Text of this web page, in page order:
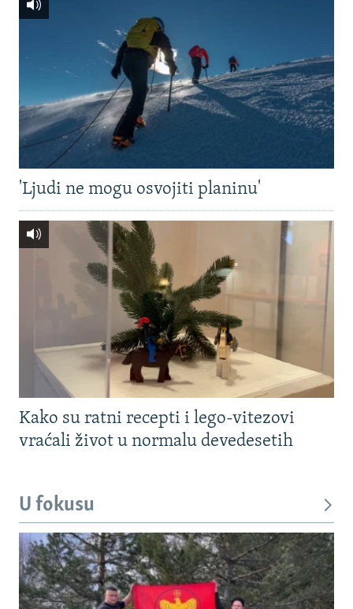
'Ljudi ne mogu osvojiti planinu'
Kako su ratni recepti i lego-vitezovi
vraćali život u normalu devedesetih
U fokusu